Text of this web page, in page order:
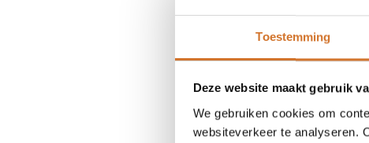
Toestemming
Deze website maakt gebruik
We gebruiken cookies om
websiteverkeer te analyseren.